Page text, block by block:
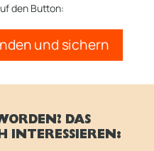
den Button:
und sichern
DAS
INTERESSIEREN: